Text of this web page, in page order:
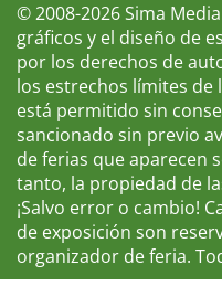
© 2008-2026 Sima
gráficos y el diseño de
por los derechos de
los estrechos límites de
está permitido sin
sancionado sin previo
de ferias que aparecen
tanto, la propiedad de
¡Salvo error o cambio!
de exposición son
organizador de feria.